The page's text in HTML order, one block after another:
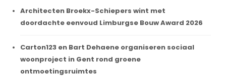
Architecten Broekx-Schiepers wint met
doordachte eenvoud Limburgse Bouw Award 2026
Carton123 en Bart Dehaene organiseren sociaal
woonproject in Gent rond groene
ontmoetingsruimtes